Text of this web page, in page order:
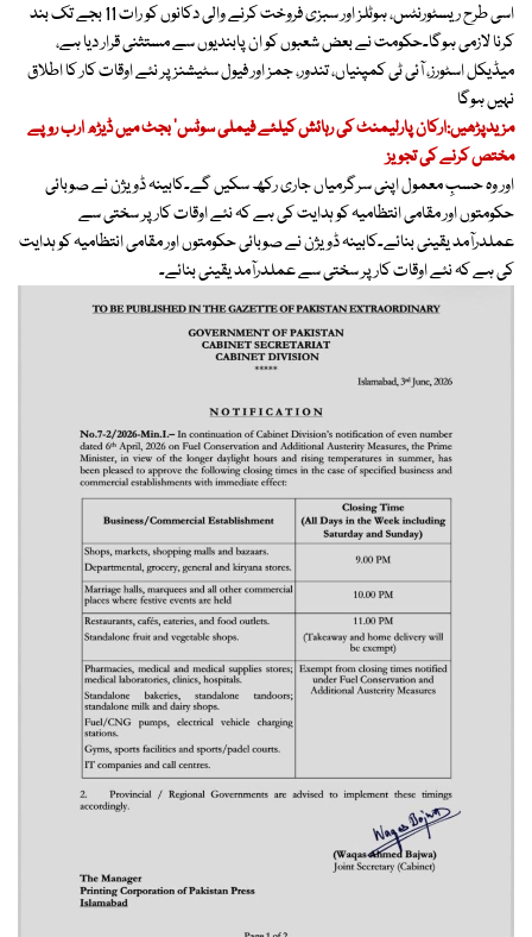
اسی طرح ر یسٹورنٹس، ہوٹلز اور سبزی فروخت کرنے والی دکانوں کو رات 11 بجے تک بند
کرنا لازمی ہوگا۔حکومت نے بعض شعبوں کو ان پابندیوں سے مستثنی قرار دیا ہے،
میڈیکل اسٹورز، آئی ٹی کمپنیاں، تندور، جمز اور فیول سٹیشنز پر نئے اوقات کار کا اطلاق
نہیں ہوگا
مزیدپڑھیں:ارکان پارلیمنٹ کی رہائش کیلئے فیملی سوٹس‘ بجٹ میں ڈیڑھ ارب روپے
مختص کرنے کی تجویز
اور وہ حسبِ معمول اپنی سرگرمیاں جاری رکھ سکیں گے۔کابینہ ڈویژن نے صوبائی
حکومتوں اور مقامی انتظامیہ کو ہدایت کی ہے کہ نئے اوقات کار پر سختی سے
عملدرآمد یقینی بنائے۔کابینہ ڈویژن نے صوبائی حکومتوں اور مقامی انتظامیہ کو ہدایت
کی ہے کہ نئے اوقات کار پر سختی سے عملدرآمد یقینی بنائے۔